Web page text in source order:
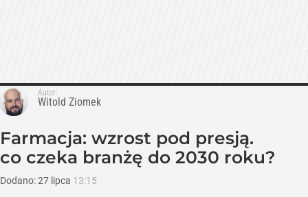
Autor:
Witold Ziomek
Farmacja: wzrost pod presją.
co czeka branżę do 2030 roku?
Dodano:27 lipca 13:15